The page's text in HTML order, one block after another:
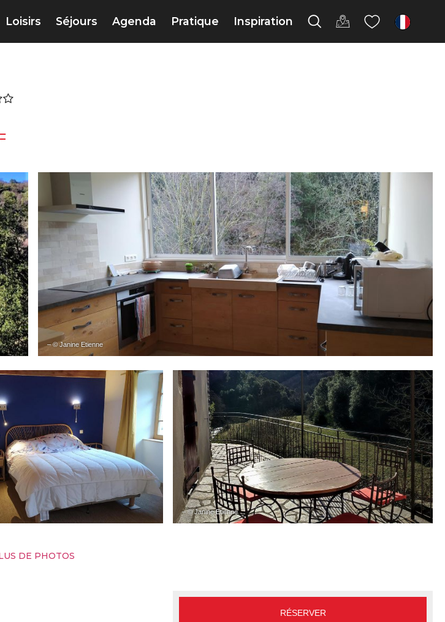
Loisirs Séjours Agenda Pratique Inspiration fr
– © Janine Etienne
– © Janine Etienne
DE PHOTOS
RÉSERVER